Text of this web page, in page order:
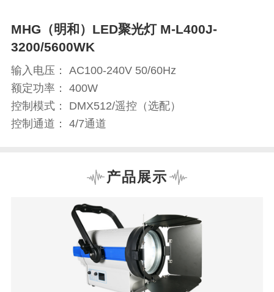
MHG（明和）LED聚光灯 M-L400J-
3200/5600WK
输入电压： AC100-240V 50/60Hz
额定功率： 400W
控制模式： DMX512/遥控（选配）
控制通道： 4/7通道
产品展示